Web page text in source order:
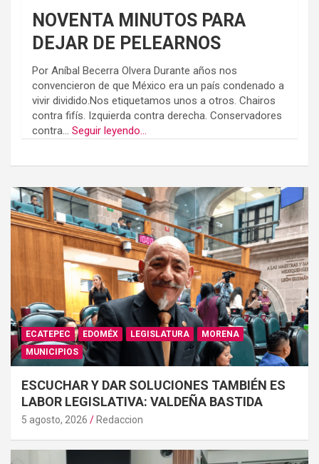
NOVENTA MINUTOS PARA
DEJAR DE PELEARNOS
Por Aníbal Becerra Olvera Durante años nos
convencieron de que México era un país condenado a
vivir dividido.Nos etiquetamos unos a otros. Chairos
contra fifís. Izquierda contra derecha. Conservadores
contra... Seguir leyendo...
ECATEPEC EDOMÉX LEGISLATURA
MORENA
MUNICIPIOS
ESCUCHAR Y DAR SOLUCIONES TAMBIÉN ES
LABOR LEGISLATIVA: VALDEÑA BASTIDA
5 agosto, 2026 Redaccion